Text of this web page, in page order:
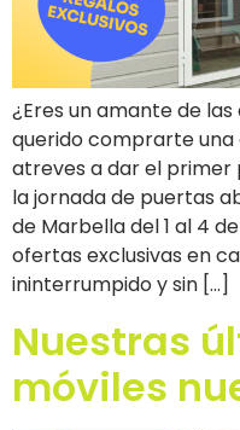
¿Eres un amante de
querido comprarte
atreves a dar el primer
la jornada de puertas
de Marbella del 1 al 4
ofertas exclusivas en
ininterrumpido y sin […]
Nuestras
móviles